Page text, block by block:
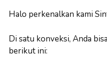
Halo perkenalkan kami
Di satu konveksi, Anda
berikut ini: